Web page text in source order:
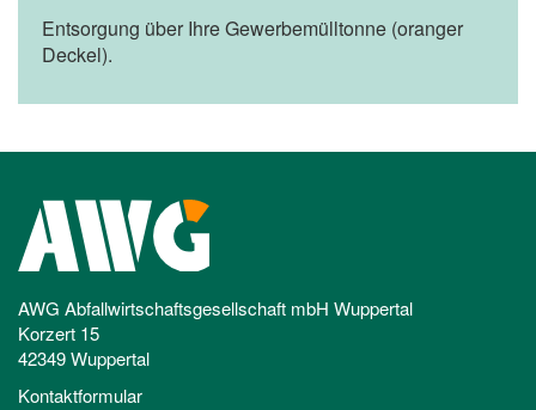
Entsorgung über Ihre Gewerbemülltonne (oranger
Deckel).
AWG Abfallwirtschaftsgesellschaft mbH Wuppertal
Korzert 15
42349 Wuppertal
Kontaktformular